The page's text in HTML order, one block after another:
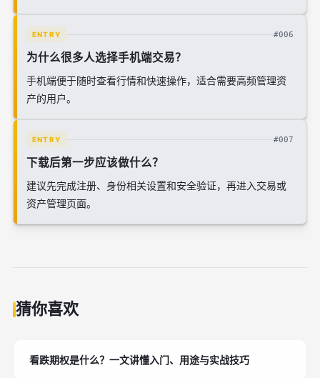
ENTRY #006
为什么很多人选择手机端交易？
手机端便于随时查看行情和快速操作，适合需要高频管理资
产的用户。
ENTRY #007
下载后第一步应该做什么？
建议先完成注册、身份相关设置和安全验证，再进入交易或
资产管理页面。
猜你喜欢
看跌期权是什么？一文讲懂入门、用途与实战技巧